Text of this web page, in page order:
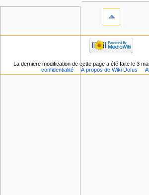
La dernière modification de cette page a été faite le 3
confidentialité
À propos de Wiki Dofus